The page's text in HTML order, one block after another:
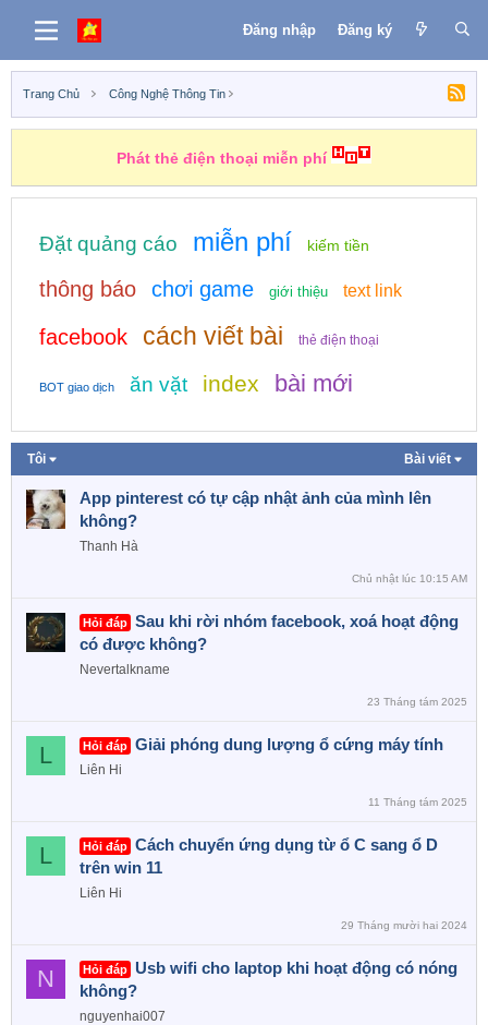
Đăng nhập Đăng ký
Trang Chủ Công Nghệ Thông Tin
Phát thẻ điện thoại miễn phí
Đặt quảng cáo miễn phí kiếm tiền
thông báo chơi game giới thiệu text link
facebook cách viết bài thẻ điện thoại
BOT giao dịch ăn vặt index bài mới
Tôi Bài viết
App pinterest có tự cập nhật ảnh của mình lên
không?
Thanh Hà
Chủ nhật lúc 10:15 AM
Hỏi đáp Sau khi rời nhóm facebook, xoá hoạt động
có được không?
Nevertalkname
23 Tháng tám 2025
L Hỏi đáp Giải phóng dung lượng ổ cứng máy tính
Liên Hi
11 Tháng tám 2025
L Hỏi đáp Cách chuyển ứng dụng từ ổ C sang ổ D
trên win 11
Liên Hi
29 Tháng mười hai 2024
N Hỏi đáp
Usb wifi cho laptop khi hoạt động có nóng
không?
nguyenhai007